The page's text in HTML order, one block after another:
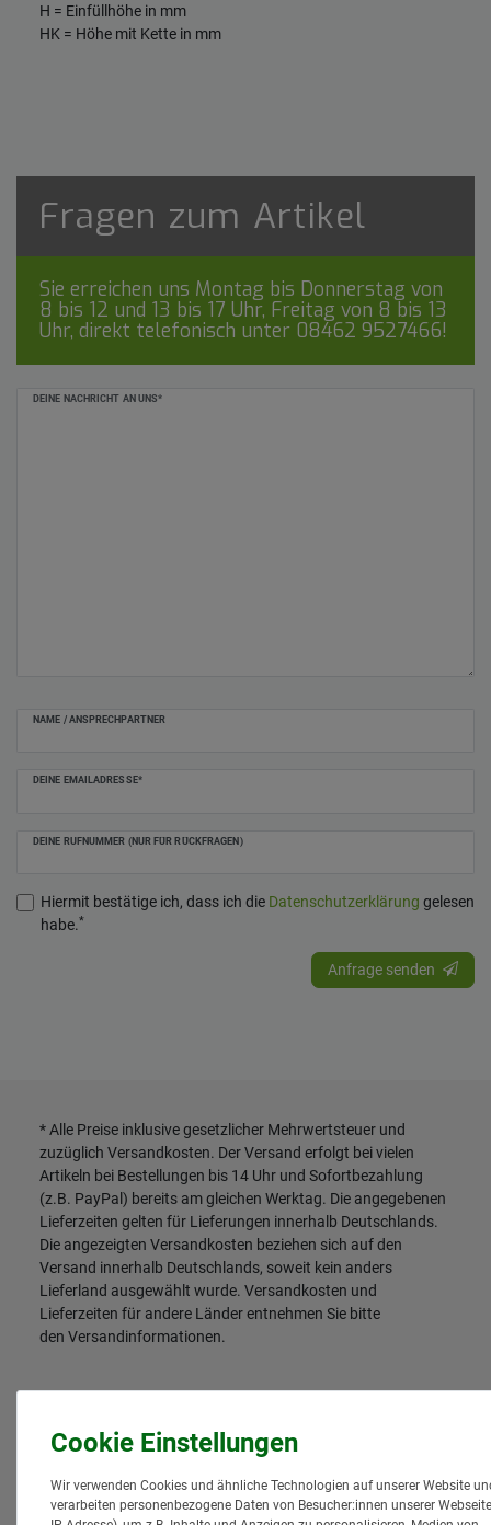
H = Einfüllhöhe in mm
HK = Höhe mit Kette in mm
Fragen zum Artikel
Sie erreichen uns Montag bis Donnerstag von
8 bis 12 und 13 bis 17 Uhr, Freitag von 8 bis 13
Uhr, direkt telefonisch unter 08462 9527466!
DEINE NACHRICHT AN UNS*
NAME / ANSPRECHPARTNER
DEINE EMAILADRESSE*
DEINE RUFNUMMER (NUR FÜR RÜCKFRAGEN)
Hiermit bestätige ich, dass ich die Daten­schutz­erklärung gelesen
habe.*
Ceres::Template.mailFormHoneypotLabel
Anfrage senden
* Alle Preise inklusive gesetzlicher Mehrwertsteuer und
zuzüglich Versandkosten. Der Versand erfolgt bei vielen
Artikeln bei Bestellungen bis 14 Uhr und Sofortbezahlung
(z.B. PayPal) bereits am gleichen Werktag. Die angegebenen
Lieferzeiten gelten für Lieferungen innerhalb Deutschlands.
Die angezeigten Versandkosten beziehen sich auf den
Versand innerhalb Deutschlands, soweit kein anders
Lieferland ausgewählt wurde. Versandkosten und
Lieferzeiten für andere Länder entnehmen Sie bitte
den Versandinformationen.
Wir verwenden Cookies und ähnliche Technologien auf unserer Website
verarbeiten personenbezogene Daten von Besucher:innen unserer